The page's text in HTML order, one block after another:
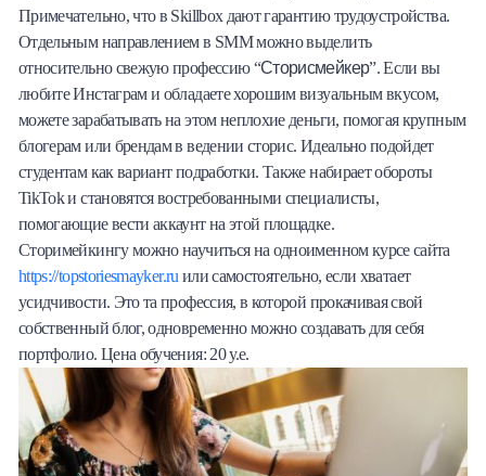
Примечательно, что в Skillbox дают гарантию трудоустройства.
Отдельным направлением в SMM можно выделить
относительно свежую профессию “Сторисмейкер”. Если вы
любите Инстаграм и обладаете хорошим визуальным вкусом,
можете зарабатывать на этом неплохие деньги, помогая крупным
блогерам или брендам в ведении сторис. Идеально подойдет
студентам как вариант подработки. Также набирает обороты
TikTok и становятся востребованными специалисты,
помогающие вести аккаунт на этой площадке.
Сторимейкингу можно научиться на одноименном курсе сайта
https://topstoriesmayker.ru или самостоятельно, если хватает
усидчивости. Это та профессия, в которой прокачивая свой
собственный блог, одновременно можно создавать для себя
портфолио. Цена обучения: 20 у.е.